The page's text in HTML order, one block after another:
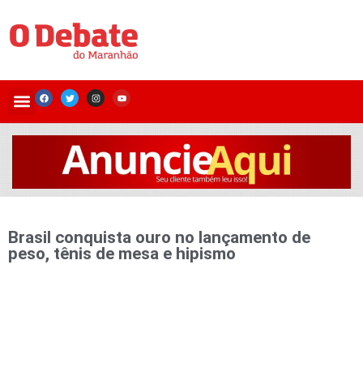
Brasil conquista ouro no lançamento de
peso, tênis de mesa e hipismo